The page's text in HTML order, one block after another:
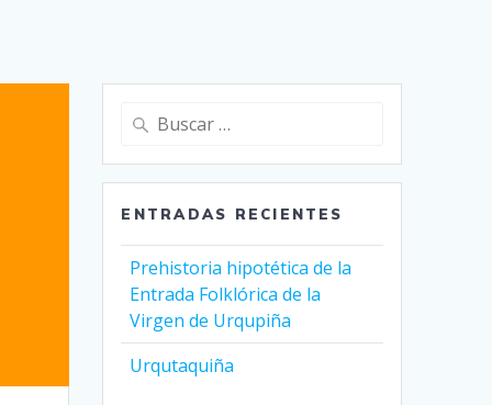
Buscar:
ENTRADAS RECIENTES
Prehistoria hipotética de la
Entrada Folklórica de la
Virgen de Urqupiña
Urqutaquiña